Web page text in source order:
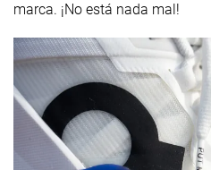
marca. ¡No está nada mal!